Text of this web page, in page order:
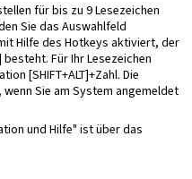
für bis zu 9 Lesezeichen
Sie das Auswahlfeld
Hilfe des Hotkeys aktiviert, der
besteht. Für Ihr Lesezeichen
[SHIFT+ALT]+Zahl. Die
Sie am System angemeldet
und Hilfe" ist über das